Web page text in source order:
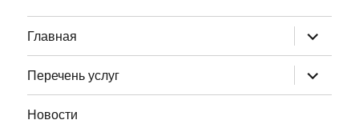
Главная раскрыть
дочернее
меню
Перечень услуг
раскрыть
дочернее
меню
Новости